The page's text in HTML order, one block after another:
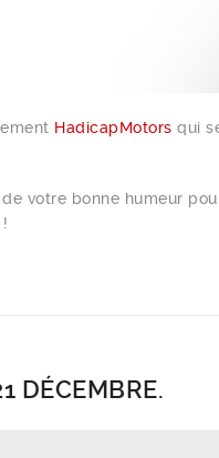
HadicapMotors qui
votre bonne humeur
DÉCEMBRE.